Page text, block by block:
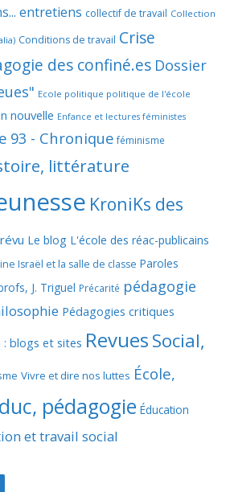
entretiens collectif de travail Collection
Conditions de travail Crise
des confiné.es Dossier
Ecole politique politique de l'école
nouvelle Enfance et lectures féministes
93 - Chronique féminisme
littérature
KroniKs des
Le blog L'école des réac-publicains
Israël et la salle de classe Paroles
J. Triguel Précarité pédagogie
Pédagogies critiques
: blogs et sites RevuesSocial,
Vivre et dire nos luttes École,
pédagogie Éducation
et travail social